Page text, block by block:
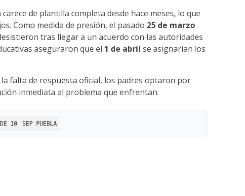
de plantilla completa desde hace meses, lo que
Como medida de presión, el pasado 25 de marzo
tras llegar a un acuerdo con las autoridades
aseguraron que el 1 de abril se asignarían los
falta de respuesta oficial, los padres optaron por
inmediata al problema que enfrentan.
10 SEP PUEBLA